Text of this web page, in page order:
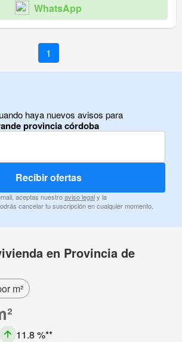
WhatsApp
1
haya nuevos avisos para
provincia córdoba
Recibir ofertas
aceptas nuestroaviso legaly la
cancelar tu suscripción en cualquier momento.
en Provincia de
m²
11.8 %